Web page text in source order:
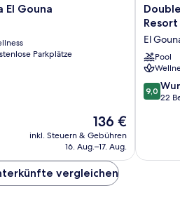
El Gouna
Parkplätze
Der
Preis
beträgt
136 €
inkl. Steuern & Gebühren
16. Aug.–17. Aug.
By
El
Gouna
Resort
El
Resort
El
Pool
9.0
von
9,0
22
vergleichen